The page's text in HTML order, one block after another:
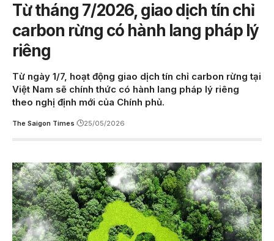
Từ tháng 7/2026, giao dịch tín chỉ
carbon rừng có hành lang pháp lý
riêng
Từ ngày 1/7, hoạt động giao dịch tín chỉ carbon rừng tại
Việt Nam sẽ chính thức có hành lang pháp lý riêng
theo nghị định mới của Chính phủ.
The Saigon Times 25/05/2026